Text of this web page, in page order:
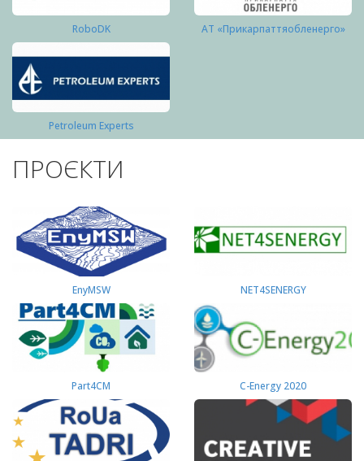
RoboDK АТ «Прикарпаттяобленерго»
Petroleum Experts
ПРОЄКТИ
EnyMSW NET4SENERGY
Part4СМ C-Energy 2020